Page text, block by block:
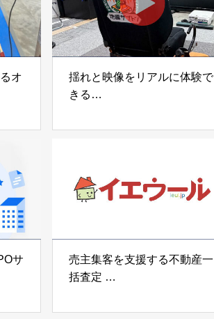
オ
揺れと映像をリアルに体験で
きる
「地震ザブトン」
サ
売主集客を支援する不動産一
括査定
Speee